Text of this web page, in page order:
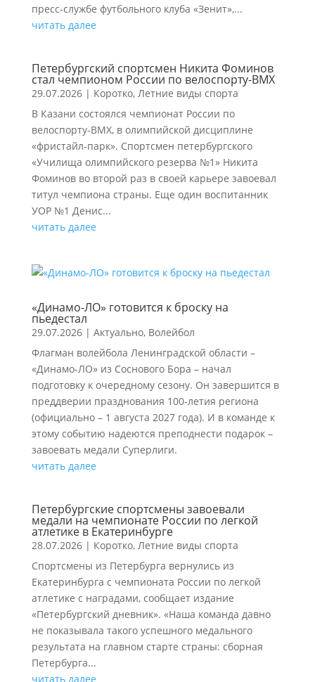
пресс-службе футбольного клуба «Зенит»,...
читать далее
Петербургский спортсмен Никита Фоминов
стал чемпионом России по велоспорту-ВМХ
29.07.2026| Коротко, Летние виды спорта
В Казани состоялся чемпионат России по
велоспорту-ВМХ, в олимпийской дисциплине
«фристайл-парк». Спортсмен петербургского
«Училища олимпийского резерва №1» Никита
Фоминов во второй раз в своей карьере завоевал
титул чемпиона страны. Еще один воспитанник
УОР №1 Денис...
читать далее
«Динамо-ЛО» готовится к броску на
пьедестал
29.07.2026| Актуально, Волейбол
Флагман волейбола Ленинградской области –
«Динамо-ЛО» из Соснового Бора – начал
подготовку к очередному сезону. Он завершится в
преддверии празднования 100-летия региона
(официально – 1 августа 2027 года). И в команде к
этому событию надеются преподнести подарок –
завоевать медали Суперлиги.
читать далее
Петербургские спортсмены завоевали
медали на чемпионате России по легкой
атлетике в Екатеринбурге
28.07.2026| Коротко, Летние виды спорта
Спортсмены из Петербурга вернулись из
Екатеринбурга с чемпионата России по легкой
атлетике с наградами, сообщает издание
«Петербургский дневник». «Наша команда давно
не показывала такого успешного медального
результата на главном старте страны: сборная
Петербурга...
читать далее